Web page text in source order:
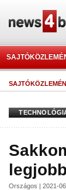
Országos | 2021-